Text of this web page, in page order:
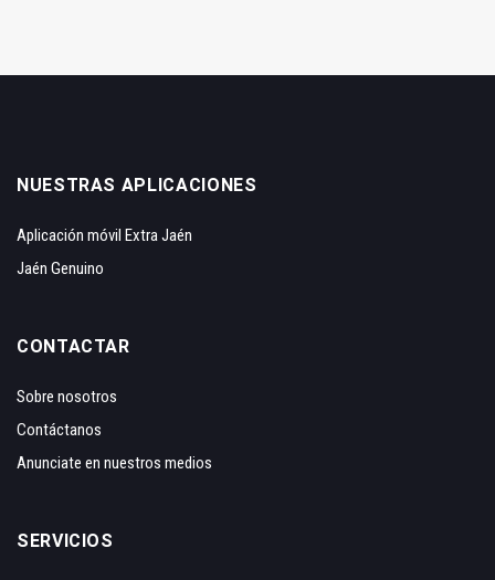
NUESTRAS APLICACIONES
Aplicación móvil Extra Jaén
Jaén Genuino
CONTACTAR
Sobre nosotros
Contáctanos
Anunciate en nuestros medios
SERVICIOS